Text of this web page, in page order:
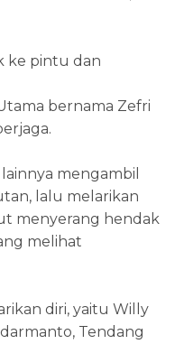
ke pintu dan
bernama Zefri
mengambil
lalu melarikan
menyerang hendak
melihat
diri, yaitu Willy
Tendang